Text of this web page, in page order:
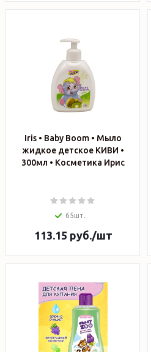
Iris • Baby Boom • Мыло
жидкое детское КИВИ •
300мл • Косметика Ирис
65шт.
113.15 руб./шт